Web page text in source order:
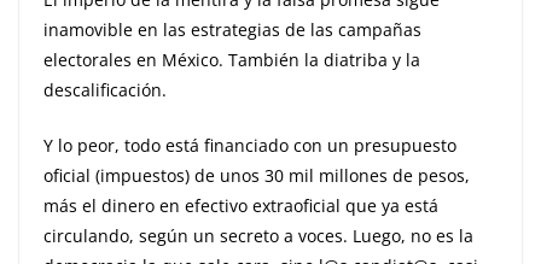
inamovible en las estrategias de las campañas
electorales en México. También la diatriba y la
descalificación.
Y lo peor, todo está financiado con un presupuesto
oficial (impuestos) de unos 30 mil millones de pesos,
más el dinero en efectivo extraoficial que ya está
circulando, según un secreto a voces. Luego, no es la